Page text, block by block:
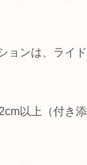
ョンは、ライ
以上（付き